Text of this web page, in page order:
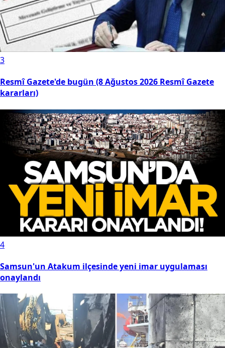
3
Resmî Gazete'de bugün (8 Ağustos 2026 Resmî Gazete
kararları)
4
Samsun'un Atakum ilçesinde yeni imar uygulaması
onaylandı